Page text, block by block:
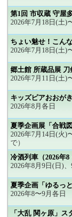
第1回 市収蔵 守屋
2026年7月18日(土)
ちょい魅せ！こん
2026年7月18日(土)
郷土館 所蔵品展
2026年7月11日(土)
キッズピアおおが
2026年8月各日
夏季企画展「合戦
2026年7月14日(火)
で）
冷酒列車（2026年8
2026年8月9日(日)
夏季企画「ゆるっ
2026年8〜9月各日
「大乱 関ヶ原」ス